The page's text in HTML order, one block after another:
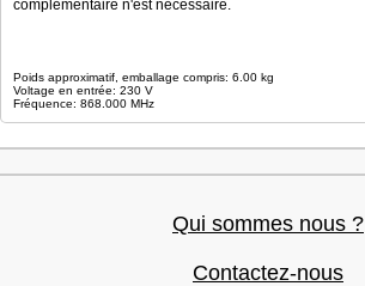
complémentaire n'est nécessaire.
Poids approximatif, emballage compris: 6.00 kg
Voltage en entrée: 230 V
Fréquence: 868.000 MHz
Qui sommes nous ?
Contactez-nous